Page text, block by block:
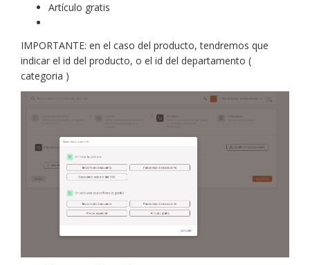
Artículo gratis
IMPORTANTE: en el caso del producto, tendremos que
indicar el id del producto, o el id del departamento (
categoria )